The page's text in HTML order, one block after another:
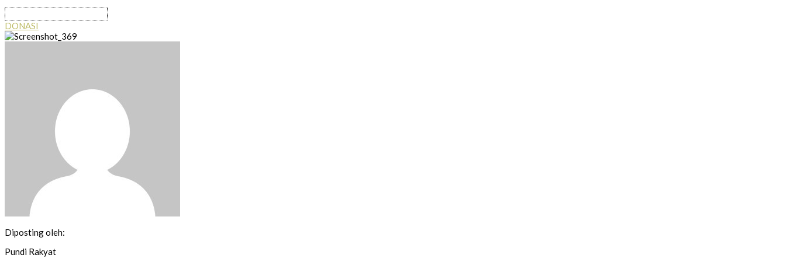
DONASI
Diposting oleh:
Pundi Rakyat